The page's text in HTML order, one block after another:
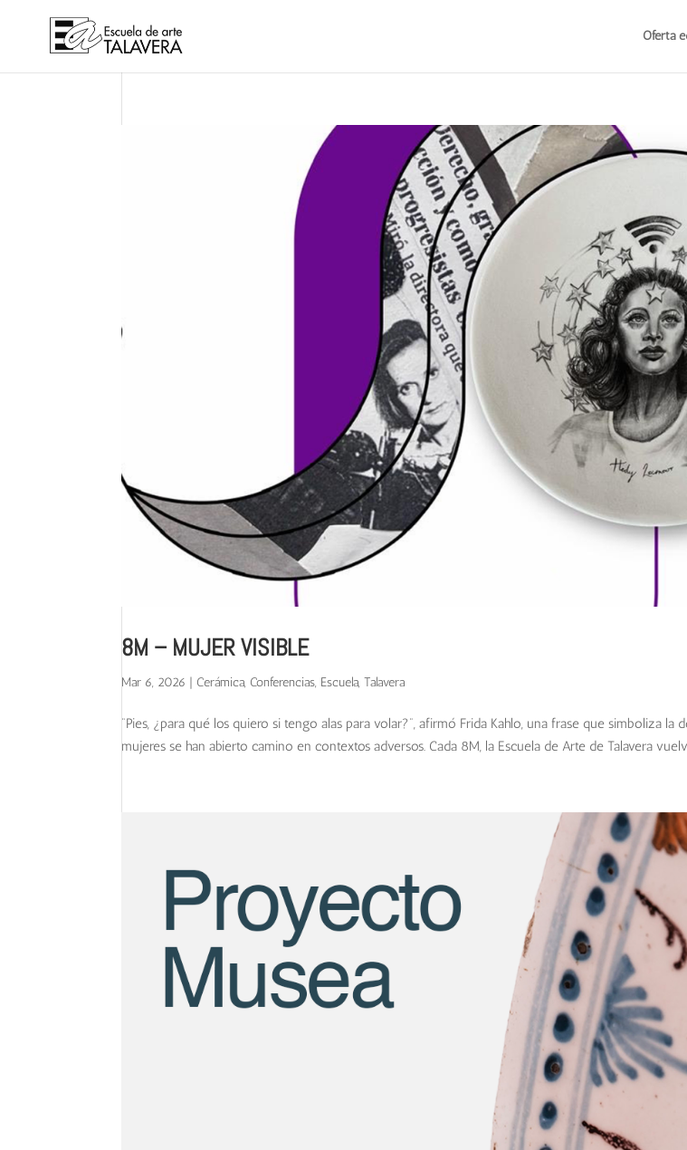
Oferta
8M – MUJER VISIBLE
Mar 6, 2026 | Cerámica, Conferencias, Escuela,Talavera
“Pies, ¿para qué los quiero si tengo alas para volar?”, afirmó Frida Kahlo, una frase que simboliza
mujeres se han abierto camino en contextos adversos. Cada 8M, la Escuela de Arte de Talavera